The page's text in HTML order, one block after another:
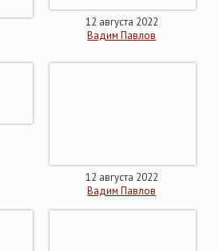
12 августа 2022
Вадим Павлов
12 августа 2022
Вадим Павлов